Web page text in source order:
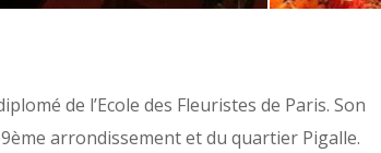
de l’Ecole des Fleuristes de Paris. Son
arrondissement et du quartier Pigalle.